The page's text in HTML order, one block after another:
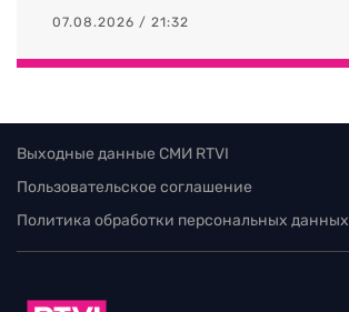
07.08.2026 / 21:32
Выходные данные СМИ RTVI
Пользовательское соглашение
Политика обработки персональных данных